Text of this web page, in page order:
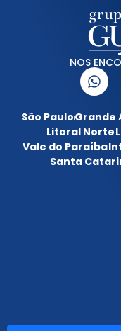
NOS
São PauloGrande
Litoral Norte
Vale do Paraíba
Santa